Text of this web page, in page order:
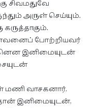
சிவமதுவே
அருள் செய்யும்.
போற்றியவர்
இனிமையுடன்
மணி வாசகனார்,
இனிமையுடன்,